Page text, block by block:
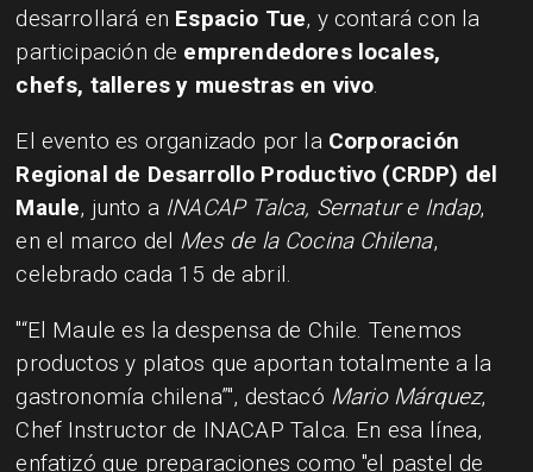
desarrollará en Espacio Tue, y contará con la
participación de emprendedores locales,
chefs, talleres y muestras en vivo.
El evento es organizado por la Corporación
Regional de Desarrollo Productivo (CRDP) del
Maule, junto a INACAP Talca, Sernatur e Indap,
en el marco del Mes de la Cocina Chilena,
celebrado cada 15 de abril.
“El Maule es la despensa de Chile. Tenemos
productos y platos que aportan totalmente a la
gastronomía chilena” , destacó Mario Márquez,
Chef Instructor de INACAP Talca. En esa línea,
enfatizó que preparaciones comoel pastel de